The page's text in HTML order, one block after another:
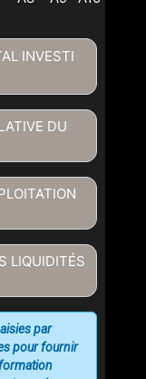
INVESTI
DU
LIQUIDITÉS
par
pour fournir